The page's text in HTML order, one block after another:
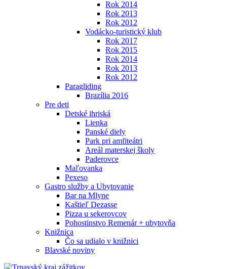
Rok 2014
Rok 2013
Rok 2012
Vodácko-turistický klub
Rok 2017
Rok 2015
Rok 2014
Rok 2013
Rok 2012
Paragliding
Brazília 2016
Pre deti
Detské ihriská
Lienka
Panské diely
Park pri amfiteátri
Areál materskej školy
Paderovce
Maľovanka
Pexeso
Gastro služby a Ubytovanie
Bar na Mlyne
Kaštieľ Dezasse
Pizza u sekerovcov
Pohostinstvo Remenár + ubytovňa
Knižnica
Čo sa udialo v knižnici
Blavské noviny